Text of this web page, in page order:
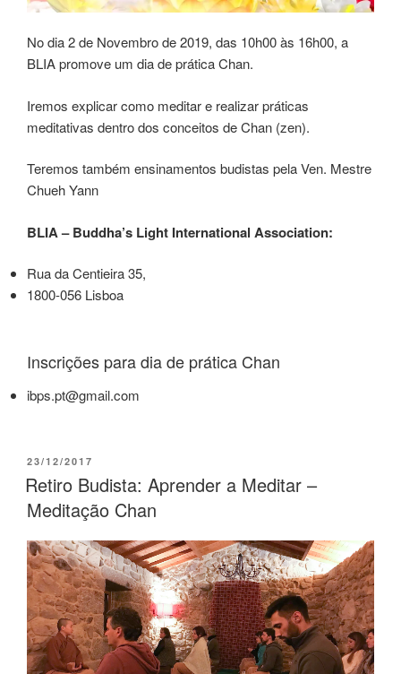
No dia 2 de Novembro de 2019, das 10h00 às 16h00, a
BLIA promove um dia de prática Chan.
Iremos explicar como meditar e realizar práticas
meditativas dentro dos conceitos de Chan (zen).
Teremos também ensinamentos budistas pela Ven. Mestre
Chueh Yann
BLIA – Buddha’s Light International Association:
Rua da Centieira 35,
1800-056 Lisboa
Inscrições para dia de prática Chan
ibps.pt@gmail.com
23/12/2017
Retiro Budista: Aprender a Meditar –
Meditação Chan